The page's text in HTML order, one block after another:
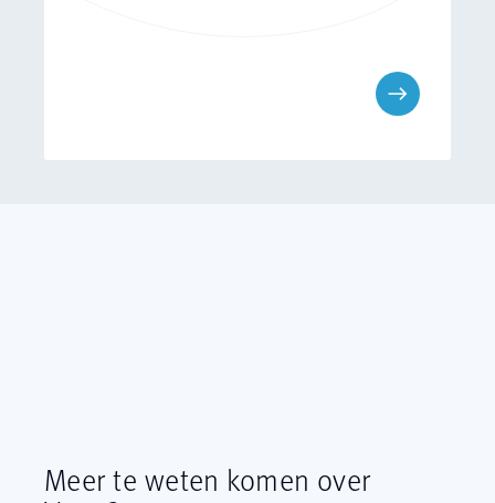
Meerte weten komen over